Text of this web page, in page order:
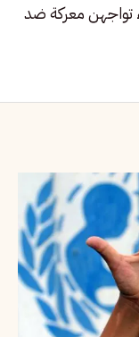
تواجهن معركة ضد